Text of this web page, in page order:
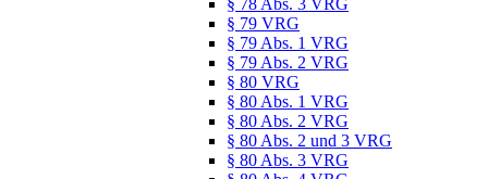
§ 78 Abs. 3 VRG
§ 79 VRG
§ 79 Abs. 1 VRG
§ 79 Abs. 2 VRG
§ 80 VRG
§ 80 Abs. 1 VRG
§ 80 Abs. 2 VRG
§ 80 Abs. 2 und 3 VRG
§ 80 Abs. 3 VRG